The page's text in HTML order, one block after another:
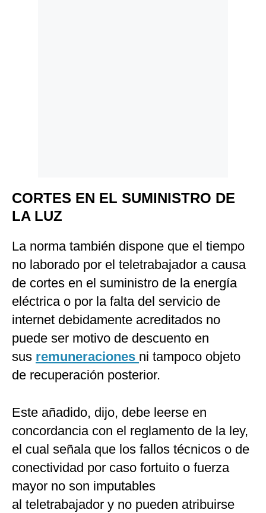
CORTES EN EL SUMINISTRO DE
LA LUZ
La norma también dispone que el tiempo
no laborado por el teletrabajador a causa
de cortes en el suministro de la energía
eléctrica o por la falta del servicio de
internet debidamente acreditados no
puede ser motivo de descuento en
sus remuneraciones ni tampoco objeto
de recuperación posterior.
Este añadido, dijo, debe leerse en
concordancia con el reglamento de la ley,
el cual señala que los fallos técnicos o de
conectividad por caso fortuito o fuerza
mayor no son imputables
al teletrabajador y no pueden atribuirse